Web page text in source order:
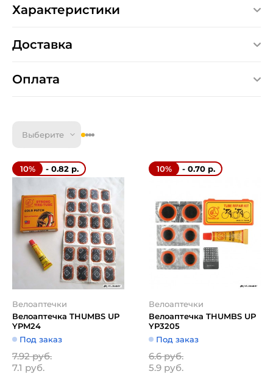
Характеристики
Доставка
Оплата
Выберите
10% - 0.82 р.
Велоаптечки
Велоаптечка THUMBS UP
YPM24
Под заказ
7.92 руб.
7.1 руб.
10% - 0.70 р.
Велоаптечки
Велоаптечка THUMBS UP
YP3205
Под заказ
6.6 руб.
5.9 руб.